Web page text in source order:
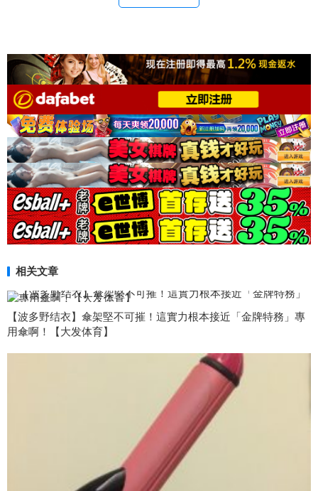
相关文章
【波多野结衣】傘架堅不可摧！這實力根本接近「金牌特務」專
用傘啊！【大发体育】